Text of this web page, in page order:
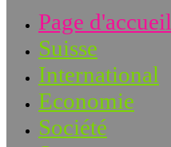
Page d'accueil
Suisse
International
Economie
Société